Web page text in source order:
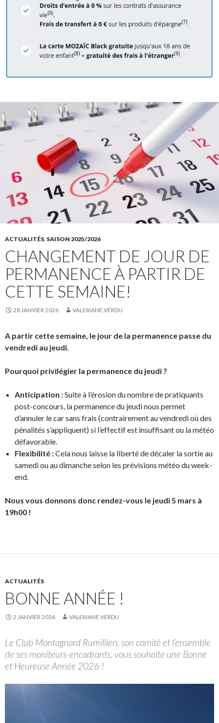
ACTUALITÉS, SAISON 2025/2026
CHANGEMENT DE JOUR DE
PERMANENCE À PARTIR DE
CETTE SEMAINE!
28 JANVIER 2026 VALERIANE.VERDU
A partir cette semaine, le jour de la permanence passe du
vendredi au jeudi.
Pourquoi privilégier la permanence du jeudi ?
Anticipation :Suite à l’érosion du nombre de pratiquants
post-concours, la permanence du jeudi nous permet
d’annuler le car sans frais (contrairement au vendredi où des
pénalités s’appliquent) si l’effectif est insuffisant ou la météo
défavorable.
Flexibilité :Cela nous laisse la liberté de décaler la sortie au
samedi ou au dimanche selon les prévisions météo du week-
end.
Nous vous donnons donc rendez-vous le jeudi 5 mars à
19h00 !
ACTUALITÉS
BONNE ANNÉE !
2 JANVIER 2026 VALERIANE.VERDU
Le Club Montagnard Rumillien, son comité et l’ensemble
de ses moniteurs-encadrants, vous souhaite une Bonne
et Heureuse Année 2026 !